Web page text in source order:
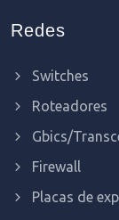
Redes
Switches
Roteadores
Gbics/
Firewall
Placas de